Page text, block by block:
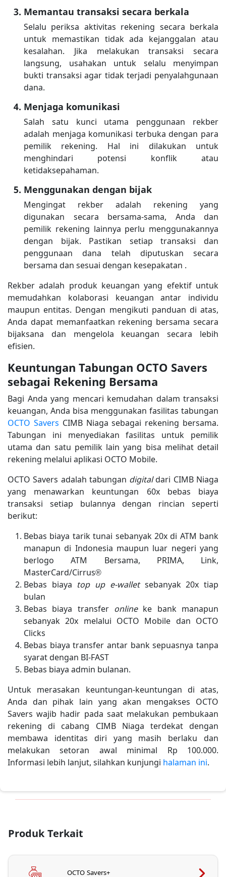
Memantau transaksi secara berkala
Selalu periksa aktivitas rekening secara berkala
untuk memastikan tidak ada kejanggalan atau
kesalahan. Jika melakukan transaksi secara
langsung, usahakan untuk selalu menyimpan
bukti transaksi agar tidak terjadi penyalahgunaan
dana.
Menjaga komunikasi
Salah satu kunci utama penggunaan rekber
adalah menjaga komunikasi terbuka dengan para
pemilik rekening. Hal ini dilakukan untuk
menghindari potensi konflik atau
ketidaksepahaman.
Menggunakan dengan bijak
Mengingat rekber adalah rekening yang
digunakan secara bersama-sama, Anda dan
pemilik rekening lainnya perlu menggunakannya
dengan bijak. Pastikan setiap transaksi dan
penggunaan dana telah diputuskan secara
bersama dan sesuai dengan kesepakatan .
Rekber adalah produk keuangan yang efektif untuk
memudahkan kolaborasi keuangan antar individu
maupun entitas. Dengan mengikuti panduan di atas,
Anda dapat memanfaatkan rekening bersama secara
bijaksana dan mengelola keuangan secara lebih
efisien.
Keuntungan Tabungan OCTO Savers
sebagai Rekening Bersama
Bagi Anda yang mencari kemudahan dalam transaksi
keuangan, Anda bisa menggunakan fasilitas tabungan
OCTO Savers CIMB Niaga sebagai rekening bersama.
Tabungan ini menyediakan fasilitas untuk pemilik
utama dan satu pemilik lain yang bisa melihat detail
rekening melalui aplikasi OCTO Mobile.
OCTO Savers adalah tabungan digitaldari CIMB Niaga
yang menawarkan keuntungan 60x bebas biaya
transaksi setiap bulannya dengan rincian seperti
berikut:
Bebas biaya tarik tunai sebanyak 20x di ATM bank
manapun di Indonesia maupun luar negeri yang
berlogo ATM Bersama, PRIMA, Link,
MasterCard/Cirrus®
Bebas biaya top up e-wallet sebanyak 20x tiap
bulan
Bebas biaya transfer online ke bank manapun
sebanyak 20x melalui OCTO Mobile dan OCTO
Clicks
Bebas biaya transfer antar bank sepuasnya tanpa
syarat dengan BI-FAST
Bebas biaya admin bulanan.
Untuk merasakan keuntungan-keuntungan di atas,
Anda dan pihak lain yang akan mengakses OCTO
Savers wajib hadir pada saat melakukan pembukaan
rekening di cabang CIMB Niaga terdekat dengan
membawa identitas diri yang masih berlaku dan
melakukan setoran awal minimal Rp 100.000.
Informasi lebih lanjut, silahkan kunjungi halaman ini.
Produk Terkait
OCTO Savers+